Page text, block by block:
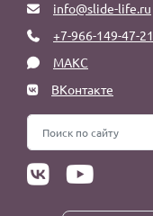
info@slide-life.ru
+7-966-149-47-21
МАКС
ВКонтакте